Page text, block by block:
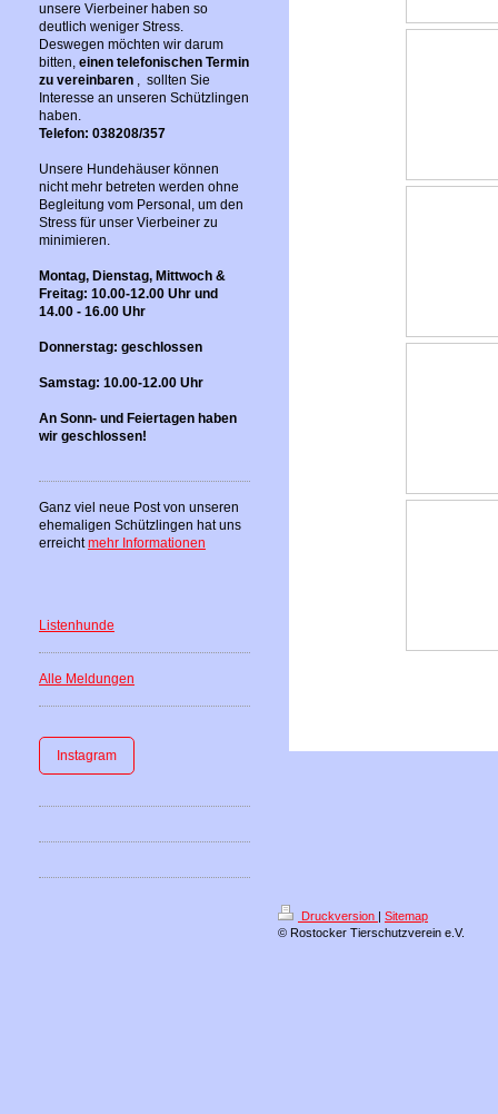
unsere Vierbeiner haben so
deutlich weniger Stress.
Deswegen möchten wir darum
bitten, einen telefonischen Termin
zu vereinbaren , sollten Sie
Interesse an unseren Schützlingen
haben.
Telefon: 038208/357
Unsere Hundehäuser können
nicht mehr betreten werden ohne
Begleitung vom Personal, um den
Stress für unser Vierbeiner zu
minimieren.
Montag, Dienstag, Mittwoch &
Freitag: 10.00-12.00 Uhr und
14.00 - 16.00 Uhr
Donnerstag: geschlossen
Samstag: 10.00-12.00 Uhr
An Sonn- und Feiertagen haben
wir geschlossen!
Ganz viel neue Post von unseren
ehemaligen Schützlingen hat uns
erreichtmehr Informationen
Listenhunde
Alle Meldungen
Instagram
Druckversion | Sitemap
© Rostocker Tierschutzverein e.V.